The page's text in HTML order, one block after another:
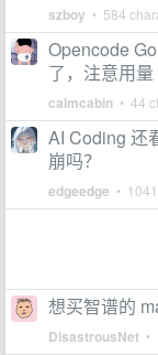
szboy • 584
Opencode
了，注意用量
calmcabin • 44
AI Coding 还
崩吗？
edgeedge •
想买智谱的
DisastrousNet •